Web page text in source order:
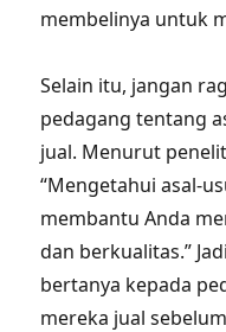
membelinya untuk
Selain itu, jangan
pedagang tentang
jual. Menurut
“Mengetahui asal-
membantu Anda
dan berkualitas.”
bertanya kepada
mereka jual